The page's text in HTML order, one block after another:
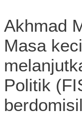
Akhmad
Masa
Politik